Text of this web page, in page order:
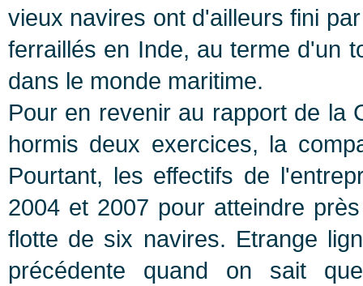
vieux navires ont d'ailleurs fini
ferraillés en Inde, au terme d'un
dans le monde maritime.
Pour en revenir au rapport de la
hormis deux exercices, la
Pourtant, les effectifs de
2004 et 2007 pour atteindre
flotte de six navires. Etrange
précédente quand on sait